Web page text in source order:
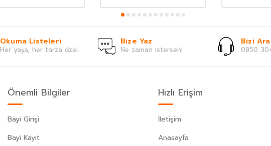
Okuma Listeleri
Her yaşa, her tarza özel.
Bize Yaz
Ne zaman istersen!
Bizi
0850
Önemli Bilgiler
Bayi Girişi
Bayi Kayıt
Hızlı Erişim
İletişim
Anasayfa